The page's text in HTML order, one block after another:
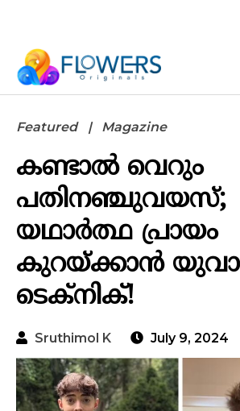
Featured Magazine
കണ്ടാൽ വെറും
പതിനഞ്ചുവയസ്;
യഥാർത്ഥ പ്രായം
കുറയ്ക്കാൻ
ടെക്നിക്!
Sruthimol K July 9, 2024